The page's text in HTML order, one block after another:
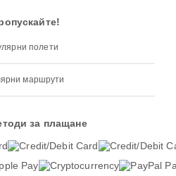
полети
маршрути
за плащане